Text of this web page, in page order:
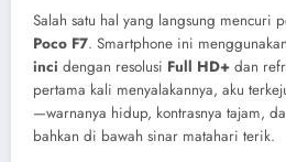
Salah satu hal yang langsung mencuri
Poco F7. Smartphone ini
inci dengan resolusi Full HD+ dan
pertama kali menyalakannya, aku
—warnanya hidup, kontrasnya tajam,
bahkan di bawah sinar matahari terik.